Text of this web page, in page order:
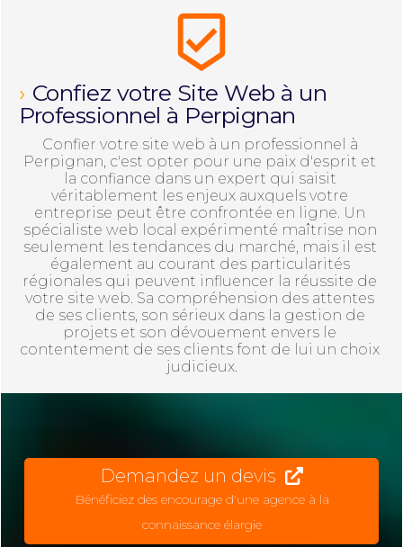
beenhere
Confiez votre Site Web à un
Professionnel à Perpignan​
Confier votre site web à un professionnel à
Perpignan, c'est opter pour une paix d'esprit et
la confiance dans un expert qui saisit
véritablement les enjeux auxquels votre
entreprise peut être confrontée en ligne. Un
spécialiste web local expérimenté maîtrise non
seulement les tendances du marché, mais il est
également au courant des particularités
régionales qui peuvent influencer la réussite de
votre site web. Sa compréhension des attentes
de ses clients, son sérieux dans la gestion de
projets et son dévouement envers le
contentement de ses clients font de lui un choix
judicieux.
Demandez un devis
Bénéficiez des encourage d'une agence à la
connaissance élargie